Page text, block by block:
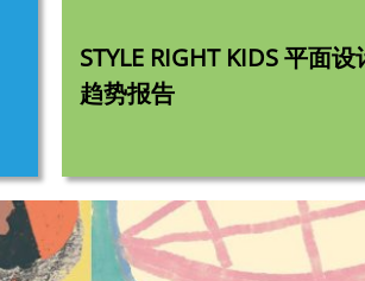
STYLE RIGHT KIDS 平面设计与
趋势报告